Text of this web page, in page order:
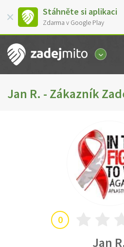
Stáhněte si aplikaci
Zdarma v Google Play
Jan R. - Zákazník
0
Jan